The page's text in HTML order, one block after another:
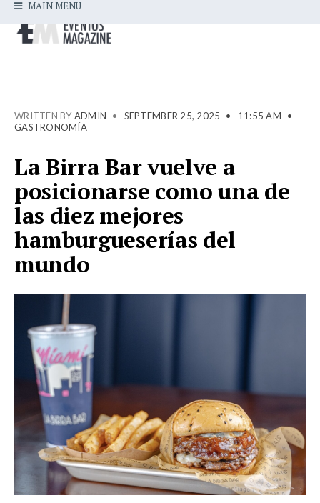
MAIN MENU
WRITTEN BY ADMIN • SEPTEMBER 25, 2025 • 11:55 AM
•
GASTRONOMÍA
La Birra Bar vuelve a
posicionarse como una de
las diez mejores
hamburgueserías del
mundo